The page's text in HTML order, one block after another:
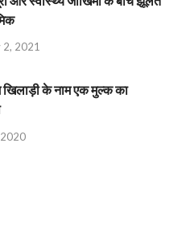
2, 2021
के नाम एक मुल्क का
2020